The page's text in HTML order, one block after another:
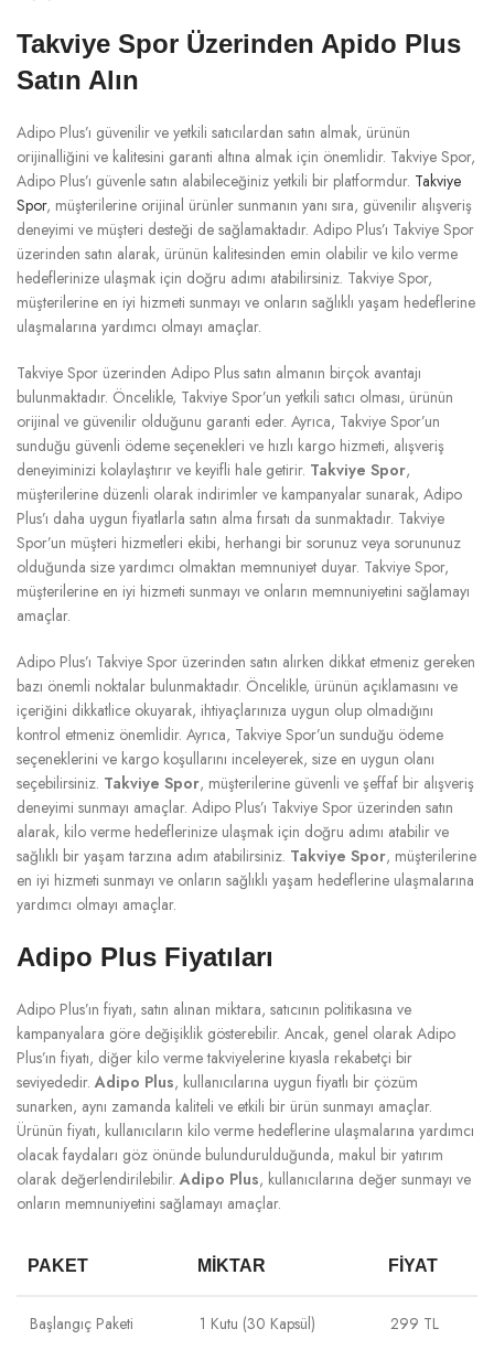
Takviye Spor Üzerinden Apido Plus
Satın Alın
Adipo Plus’ı güvenilir ve yetkili satıcılardan satın almak, ürünün
orijinalliğini ve kalitesini garanti altına almak için önemlidir. Takviye Spor,
Adipo Plus’ı güvenle satın alabileceğiniz yetkili bir platformdur. Takviye
Spor, müşterilerine orijinal ürünler sunmanın yanı sıra, güvenilir alışveriş
deneyimi ve müşteri desteği de sağlamaktadır. Adipo Plus’ı Takviye Spor
üzerinden satın alarak, ürünün kalitesinden emin olabilir ve kilo verme
hedeflerinize ulaşmak için doğru adımı atabilirsiniz. Takviye Spor,
müşterilerine en iyi hizmeti sunmayı ve onların sağlıklı yaşam hedeflerine
ulaşmalarına yardımcı olmayı amaçlar.
Takviye Spor üzerinden Adipo Plus satın almanın birçok avantajı
bulunmaktadır. Öncelikle, Takviye Spor’un yetkili satıcı olması, ürünün
orijinal ve güvenilir olduğunu garanti eder. Ayrıca, Takviye Spor’un
sunduğu güvenli ödeme seçenekleri ve hızlı kargo hizmeti, alışveriş
deneyiminizi kolaylaştırır ve keyifli hale getirir. Takviye Spor,
müşterilerine düzenli olarak indirimler ve kampanyalar sunarak, Adipo
Plus’ı daha uygun fiyatlarla satın alma fırsatı da sunmaktadır. Takviye
Spor’un müşteri hizmetleri ekibi, herhangi bir sorunuz veya sorununuz
olduğunda size yardımcı olmaktan memnuniyet duyar. Takviye Spor,
müşterilerine en iyi hizmeti sunmayı ve onların memnuniyetini sağlamayı
amaçlar.
Adipo Plus’ı Takviye Spor üzerinden satın alırken dikkat etmeniz gereken
bazı önemli noktalar bulunmaktadır. Öncelikle, ürünün açıklamasını ve
içeriğini dikkatlice okuyarak, ihtiyaçlarınıza uygun olup olmadığını
kontrol etmeniz önemlidir. Ayrıca, Takviye Spor’un sunduğu ödeme
seçeneklerini ve kargo koşullarını inceleyerek, size en uygun olanı
seçebilirsiniz. Takviye Spor, müşterilerine güvenli ve şeffaf bir alışveriş
deneyimi sunmayı amaçlar. Adipo Plus’ı Takviye Spor üzerinden satın
alarak, kilo verme hedeflerinize ulaşmak için doğru adımı atabilir ve
sağlıklı bir yaşam tarzına adım atabilirsiniz. Takviye Spor, müşterilerine
en iyi hizmeti sunmayı ve onların sağlıklı yaşam hedeflerine ulaşmalarına
yardımcı olmayı amaçlar.
Adipo Plus Fiyatıları
Adipo Plus’ın fiyatı, satın alınan miktara, satıcının politikasına ve
kampanyalara göre değişiklik gösterebilir. Ancak, genel olarak Adipo
Plus’ın fiyatı, diğer kilo verme takviyelerine kıyasla rekabetçi bir
seviyededir.Adipo Plus, kullanıcılarına uygun fiyatlı bir çözüm
sunarken, aynı zamanda kaliteli ve etkili bir ürün sunmayı amaçlar.
Ürünün fiyatı, kullanıcıların kilo verme hedeflerine ulaşmalarına yardımcı
olacak faydaları göz önünde bulundurulduğunda, makul bir yatırım
olarak değerlendirilebilir.Adipo Plus, kullanıcılarına değer sunmayı ve
onların memnuniyetini sağlamayı amaçlar.
PAKET MIKTAR FIYAT
Başlangıç Paketi 1 Kutu (30 Kapsül) 299 TL